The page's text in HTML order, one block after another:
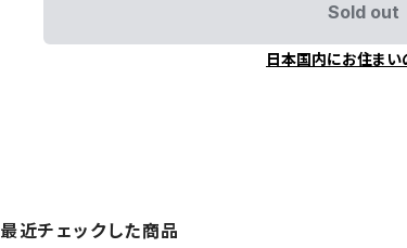
Sold out
日本国内にお住まい
最近チェックした商品